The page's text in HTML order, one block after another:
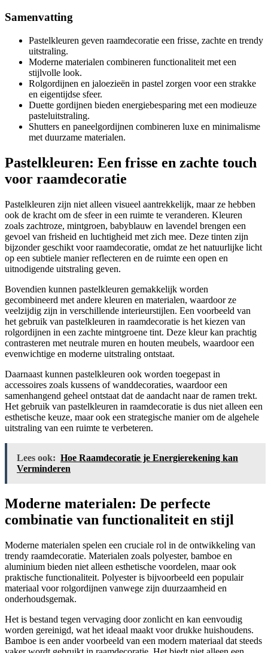
Samenvatting
Pastelkleuren geven raamdecoratie een frisse, zachte en trendy
uitstraling.
Moderne materialen combineren functionaliteit met een
stijlvolle look.
Rolgordijnen en jaloezieën in pastel zorgen voor een strakke
en eigentijdse sfeer.
Duette gordijnen bieden energiebesparing met een modieuze
pasteluitstraling.
Shutters en paneelgordijnen combineren luxe en minimalisme
met duurzame materialen.
Pastelkleuren: Een frisse en zachte touch
voor raamdecoratie
Pastelkleuren zijn niet alleen visueel aantrekkelijk, maar ze hebben
ook de kracht om de sfeer in een ruimte te veranderen. Kleuren
zoals zachtroze, mintgroen, babyblauw en lavendel brengen een
gevoel van frisheid en luchtigheid met zich mee. Deze tinten zijn
bijzonder geschikt voor raamdecoratie, omdat ze het natuurlijke licht
op een subtiele manier reflecteren en de ruimte een open en
uitnodigende uitstraling geven.
Bovendien kunnen pastelkleuren gemakkelijk worden
gecombineerd met andere kleuren en materialen, waardoor ze
veelzijdig zijn in verschillende interieurstijlen. Een voorbeeld van
het gebruik van pastelkleuren in raamdecoratie is het kiezen van
rolgordijnen in een zachte mintgroene tint. Deze kleur kan prachtig
contrasteren met neutrale muren en houten meubels, waardoor een
evenwichtige en moderne uitstraling ontstaat.
Daarnaast kunnen pastelkleuren ook worden toegepast in
accessoires zoals kussens of wanddecoraties, waardoor een
samenhangend geheel ontstaat dat de aandacht naar de ramen trekt.
Het gebruik van pastelkleuren in raamdecoratie is dus niet alleen een
esthetische keuze, maar ook een strategische manier om de algehele
uitstraling van een ruimte te verbeteren.
Lees ook: Hoe Raamdecoratie je Energierekening kan
Verminderen
Moderne materialen: De perfecte
combinatie van functionaliteit en stijl
Moderne materialen spelen een cruciale rol in de ontwikkeling van
trendy raamdecoratie. Materialen zoals polyester, bamboe en
aluminium bieden niet alleen esthetische voordelen, maar ook
praktische functionaliteit. Polyester is bijvoorbeeld een populair
materiaal voor rolgordijnen vanwege zijn duurzaamheid en
onderhoudsgemak.
Het is bestand tegen vervaging door zonlicht en kan eenvoudig
worden gereinigd, wat het ideaal maakt voor drukke huishoudens.
Bamboe is een ander voorbeeld van een modern materiaal dat steeds